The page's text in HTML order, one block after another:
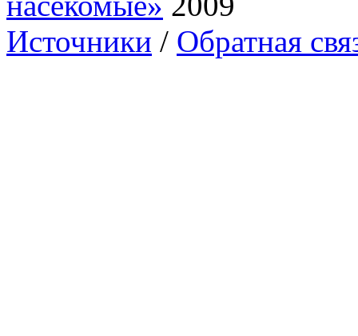
Источники / Обратная